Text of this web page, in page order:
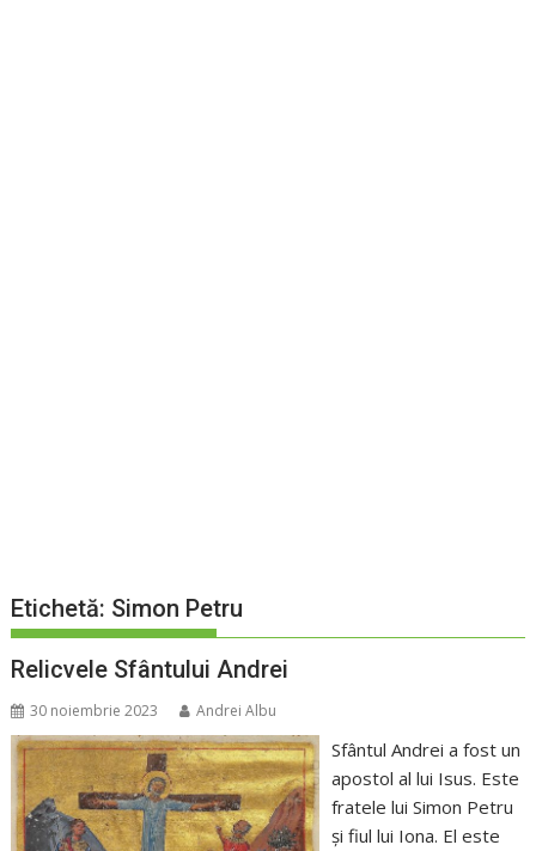
Etichetă: Simon Petru
Relicvele Sfântului Andrei
30 noiembrie 2023 Andrei Albu
Sfântul Andrei a fost un
apostol al lui Isus. Este
fratele lui Simon Petru
și fiul lui Iona. El este